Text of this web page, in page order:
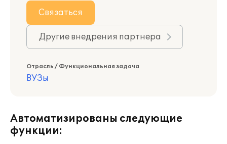
Связаться
Другие внедрения партнера
Отрасль / Функциональная задача
ВУЗы
Автоматизированы следующие
функции: